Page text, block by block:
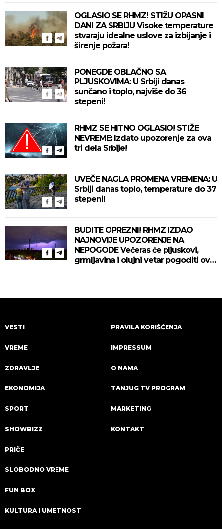
OGLASIO SE RHMZ! STIŽU OPASNI
DANI ZA SRBIJU Visoke temperature
stvaraju idealne uslove za izbijanje i
širenje požara!
PONEGDE OBLAČNO SA
PLJUSKOVIMA: U Srbiji danas
sunčano i toplo, najviše do 36
stepeni!
RHMZ SE HITNO OGLASIO! STIŽE
NEVREME: Izdato upozorenje za ova
tri dela Srbije!
UVEČE NAGLA PROMENA VREMENA: U
Srbiji danas toplo, temperature do 37
stepeni!
BUDITE OPREZNI! RHMZ IZDAO
NAJNOVIJE UPOZORENJE NA
NEPOGODE Večeras će pljuskovi,
grmljavina i olujni vetar pogoditi ove
VESTI
VREME
ZDRAVLJE
EKONOMIJA
SPORT
SHOWBIZZ
PRIČE
SLOBODNO VREME
FUN BOX
KULTURA I UMETNOST
PRAVILA KORIŠĆENJA
IMPRESSUM
O NAMA
TANJUG TV PROGRAM
MARKETING
KONTAKT